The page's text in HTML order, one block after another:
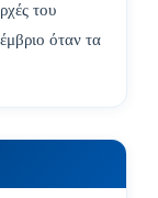
του
όταν τα